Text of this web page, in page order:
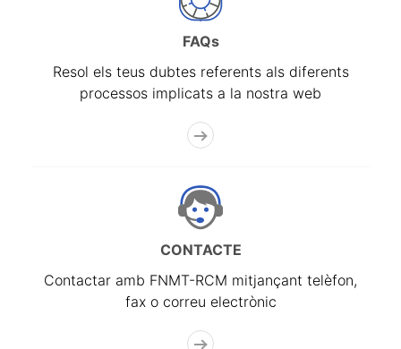
FAQs
Resol els teus dubtes referents als diferents
processos implicats a la nostra web
CONTACTE
Contactar amb FNMT-RCM mitjançant telèfon,
fax o correu electrònic